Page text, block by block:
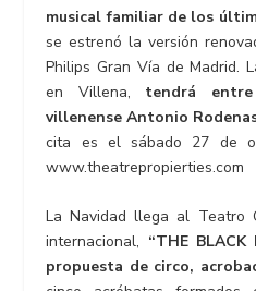
musical familiar de los
se estrenó la versión
Philips Gran Vía de Madrid.
en Villena, tendrá
villenense Antonio
cita es el sábado 27 de
www.theatrepropierties.com
La Navidad llega al Teatro
internacional, “THE BLACK
propuesta de circo,